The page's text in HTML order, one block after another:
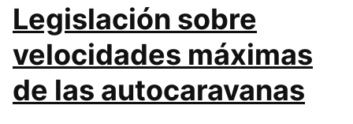
Legislación sobre
velocidades máximas
de las autocaravanas